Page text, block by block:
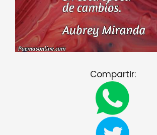
Compartir: